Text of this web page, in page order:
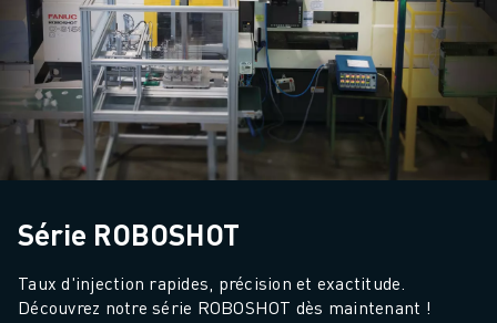
Série ROBOSHOT
Taux d'injection rapides, précision et exactitude.
Découvrez notre série ROBOSHOT dès maintenant !